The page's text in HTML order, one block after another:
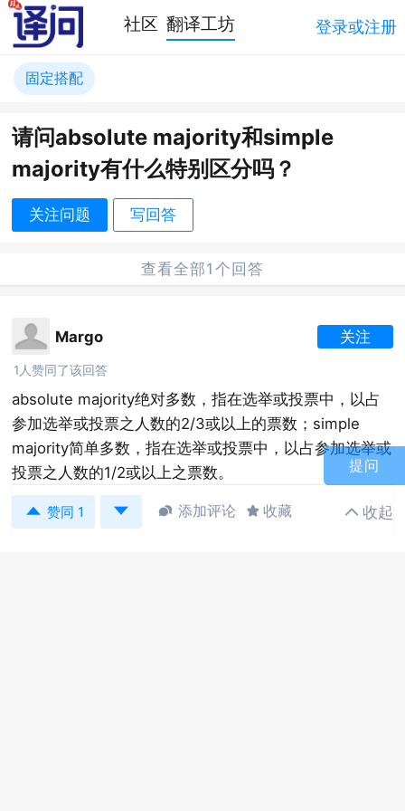
提问
社区 翻译工坊 登录或注册
固定搭配
请问absolute majority和simple
majority有什么特别区分吗？
关注问题 写回答
查看全部1个回答
Margo 关注
1人赞同了该回答
absolute majority绝对多数，指在选举或投票中，以占
参加选举或投票之人数的2/3或以上的票数；simple
majority简单多数，指在选举或投票中，以占参加选举或
投票之人数的1/2或以上之票数。
 赞同 1   添加评论  收藏  收起